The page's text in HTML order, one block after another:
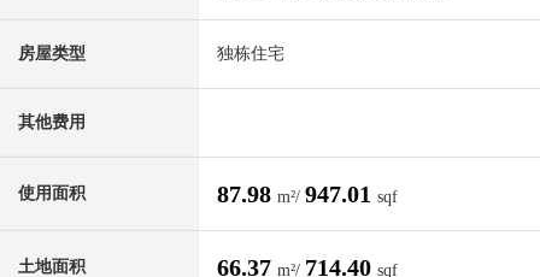
房屋类型 独栋住宅
其他费用
使用面积 87.98 m²/ 947.01 sqf
土地面积 66.37 m²/ 714.40 sqf